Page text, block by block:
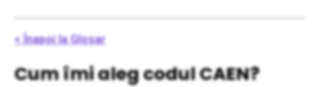
< Înapoi la Glosar
Cum îmi aleg codul CAEN?